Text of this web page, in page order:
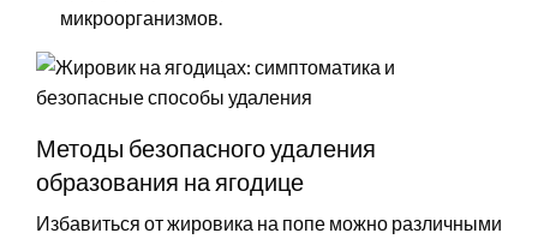
микроорганизмов.
Методы безопасного удаления
образования на ягодице
Избавиться от жировика на попе можно различными